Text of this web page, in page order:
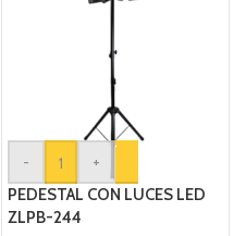
-
+
PEDESTAL CON LUCES LED
ZLPB-244